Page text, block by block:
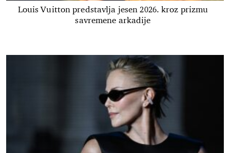
Louis Vuitton predstavlja jesen 2026. kroz prizmu
savremene arkadije